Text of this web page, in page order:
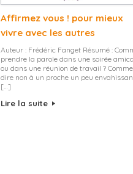
Affirmez vous ! pour mieux
vivre avec les autres
Auteur : Frédéric Fanget Résumé :
prendre la parole dans une soirée
ou dans une réunion de travail ?
dire non à un proche un peu
[…]
Lire la suite